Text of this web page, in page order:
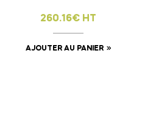
260.16€ HT
AJOUTER AU PANIER